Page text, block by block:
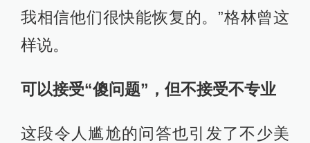
我相信他们很快能恢复的。”格林曾这
样说。
可以接受“傻问题”，但不接受不专业
这段令人尴尬的问答也引发了不少美